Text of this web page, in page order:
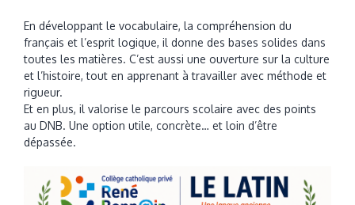
En développant le vocabulaire, la compréhension du
français et l’esprit logique, il donne des bases solides dans
toutes les matières. C’est aussi une ouverture sur la culture
et l’histoire, tout en apprenant à travailler avec méthode et
rigueur.
Et en plus, il valorise le parcours scolaire avec des points
au DNB. Une option utile, concrète… et loin d’être
dépassée.